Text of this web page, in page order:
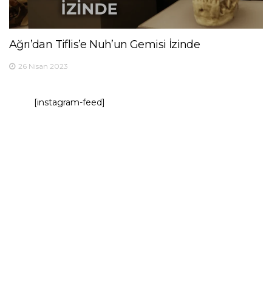
Ağrı’dan Tiflis’e Nuh’un Gemisi İzinde
26 Nisan 2023
[instagram-feed]